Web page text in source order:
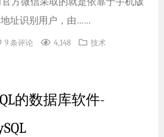
址识别用户，由……
9 条评论 4,148 技术
的数据库软件-